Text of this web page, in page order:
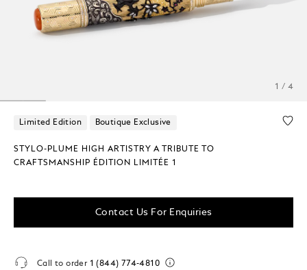
1 / 4
Limited Edition Boutique Exclusive
STYLO-PLUME HIGH ARTISTRY A TRIBUTE TO
CRAFTSMANSHIP ÉDITION LIMITÉE 1
Contact Us For Enquiries
Call to order 1 (844) 774-4810